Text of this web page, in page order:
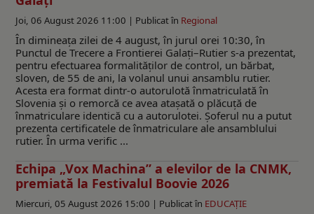
Joi, 06 August 2026 11:00 | Publicat în Regional
În dimineața zilei de 4 august, în jurul orei 10:30, în
Punctul de Trecere a Frontierei Galați–Rutier s-a prezentat,
pentru efectuarea formalităţilor de control, un bărbat,
sloven, de 55 de ani, la volanul unui ansamblu rutier.
Acesta era format dintr-o autorulotă înmatriculată în
Slovenia și o remorcă ce avea atașată o plăcuță de
înmatriculare identică cu a autorulotei. Șoferul nu a putut
prezenta certificatele de înmatriculare ale ansamblului
rutier. În urma verific ...
Echipa „Vox Machina” a elevilor de la CNMK,
premiată la Festivalul Boovie 2026
Miercuri, 05 August 2026 15:00 | Publicat în EDUCAŢIE